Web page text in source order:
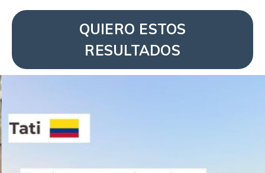
QUIERO ESTOS
RESULTADOS